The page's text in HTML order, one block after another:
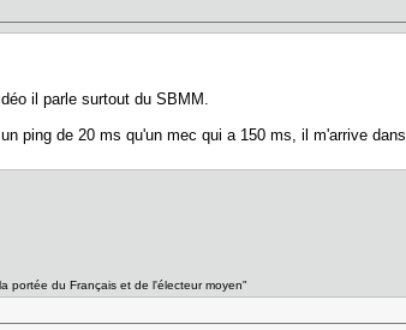
il parle surtout du SBMM.
ping de 20 ms qu'un mec qui a 150 ms, il m'arrive
portée du Français et de l'électeur moyen"